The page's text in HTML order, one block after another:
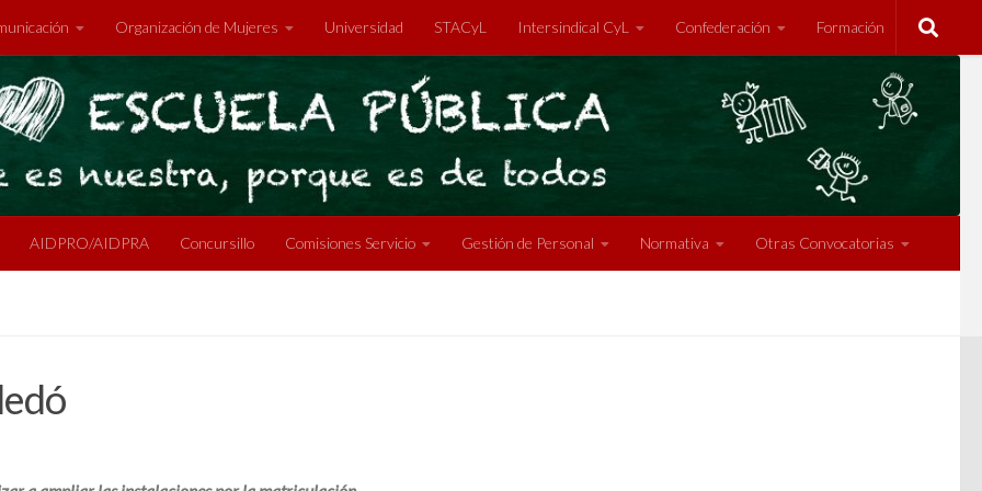
Organización de Mujeres Universidad STACyL Intersindical CyL Confederación Formación
AIDPRO/AIDPRA Concursillo Comisiones Servicio Gestión de Personal Normativa Otras Convocatorias